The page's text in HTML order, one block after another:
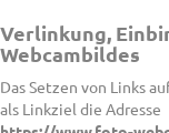
Verlinkung,
Webcambildes
Das Setzen von Links
als Linkziel die Adresse